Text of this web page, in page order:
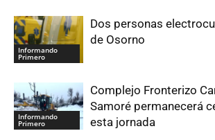
Informando
Primero
Dos personas
de Osorno
Informando
Primero
Complejo Fronterizo
Samoré permanecerá
esta jornada